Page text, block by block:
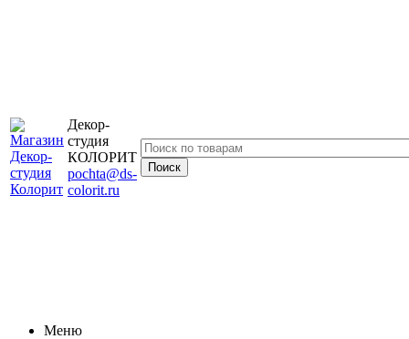
Декор-
студия
КОЛОРИТ
pochta@ds-
colorit.ru
Меню